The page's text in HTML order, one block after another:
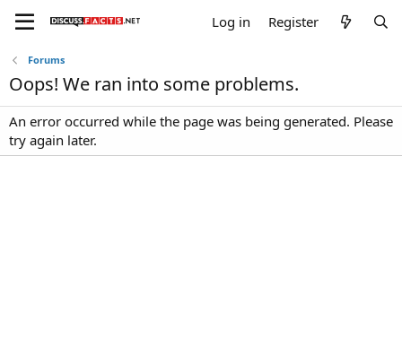
Log in Register
Forums
Oops! We ran into some problems.
An error occurred while the page was being generated. Please
try again later.